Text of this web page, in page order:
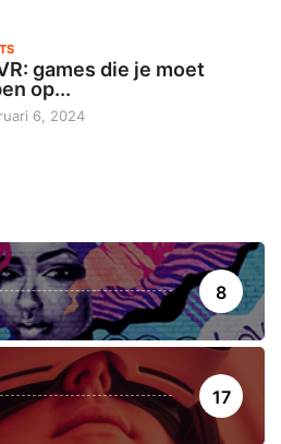
games die je moet
op...
6, 2024
8
17